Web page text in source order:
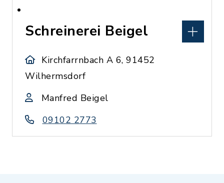
Schreinerei Beigel
Kirchfarrnbach A 6, 91452
Wilhermsdorf
Manfred Beigel
09102 2773